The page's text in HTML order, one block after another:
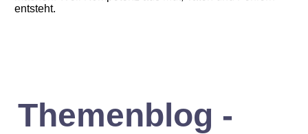
entsteht.
Themenblog -